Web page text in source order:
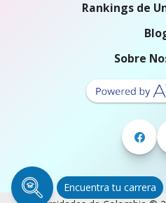
Encuentra tu carrera
Rankings de
Sobre